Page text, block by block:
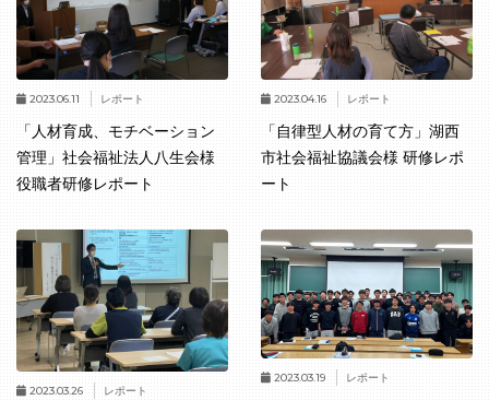
2023.06.11 レポート
「人材育成、モチベーション
管理」社会福祉法人八生会様
役職者研修レポート
2023.04.16 レポート
「自律型人材の育て方」湖西
市社会福祉協議会様 研修レポ
ート
2023.03.26 レポート
2023.03.19 レポート